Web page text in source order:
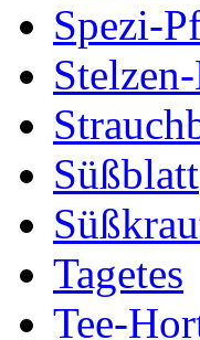
Spezi-
Süßblatt
Tagetes
Tee-